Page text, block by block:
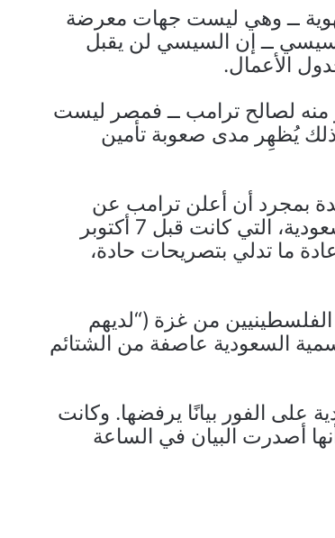
ــ وهي ليست جهات معرضة
ــ إن السيسي لن يقبل
الأعمال.
منه لصالح ترامب ــ فمصر ليست
ذلك يُظهِر مدى صعوبة تأمين
بمجرد أن أعلن ترامب عن
نواياه بشأن غزة. وفي تغيير ملحوظ في النبرة، فقدت السعودية، التي كانت قبل 7 أكتوبر
عادة ما تدلي بتصريحات حادة،
الفلسطينيين من غزة (“لديهم
السعودية عاصفة من الشتائم
الفور بيانًا يرفضها. وكانت
أصدرت البيان في الساعة